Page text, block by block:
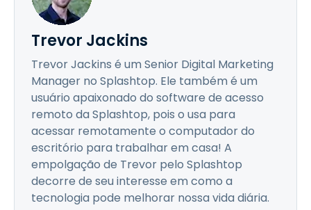
Trevor Jackins
Trevor Jackins é um Senior Digital Marketing
Manager no Splashtop. Ele também é um
usuário apaixonado do software de acesso
remoto da Splashtop, pois o usa para
acessar remotamente o computador do
escritório para trabalhar em casa! A
empolgação de Trevor pelo Splashtop
decorre de seu interesse em como a
tecnologia pode melhorar nossa vida diária.